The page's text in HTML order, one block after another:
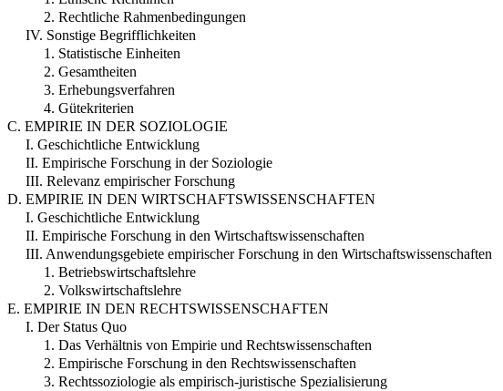
2. Rechtliche Rahmenbedingungen
IV. Sonstige Begrifflichkeiten
1. Statistische Einheiten
2. Gesamtheiten
3. Erhebungsverfahren
4. Gütekriterien
C. EMPIRIE IN DER SOZIOLOGIE
I. Geschichtliche Entwicklung
II. Empirische Forschung in der Soziologie
III. Relevanz empirischer Forschung
D. EMPIRIE IN DEN WIRTSCHAFTSWISSENSCHAFTEN
I. Geschichtliche Entwicklung
II. Empirische Forschung in den Wirtschaftswissenschaften
III. Anwendungsgebiete empirischer Forschung in den Wirtschaftswissenschaften
1. Betriebswirtschaftslehre
2. Volkswirtschaftslehre
E. EMPIRIE IN DEN RECHTSWISSENSCHAFTEN
I. Der Status Quo
1. Das Verhältnis von Empirie und Rechtswissenschaften
2. Empirische Forschung in den Rechtswissenschaften
3. Rechtssoziologie als empirisch-juristische Spezialisierung